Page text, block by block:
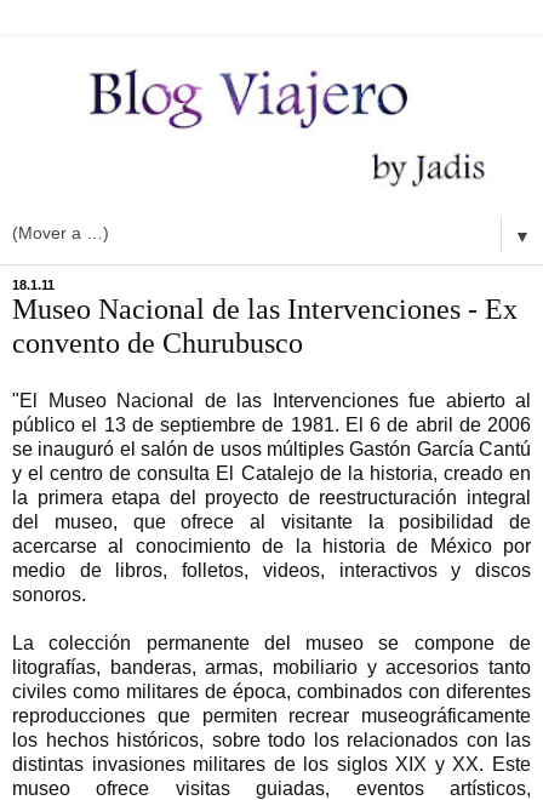
▼
18.1.11
Museo Nacional de las Intervenciones - Ex
convento de Churubusco
"El Museo Nacional de las Intervenciones fue abierto al
público el 13 de septiembre de 1981. El 6 de abril de 2006
se inauguró el salón de usos múltiples Gastón García Cantú
y el centro de consulta El Catalejo de la historia, creado en
la primera etapa del proyecto de reestructuración integral
del museo, que ofrece al visitante la posibilidad de
acercarse al conocimiento de la historia de México por
medio de libros, folletos, videos, interactivos y discos
sonoros.
La colección permanente del museo se compone de
litografías, banderas, armas, mobiliario y accesorios tanto
civiles como militares de época, combinados con diferentes
reproducciones que permiten recrear museográficamente
los hechos históricos, sobre todo los relacionados con las
distintas invasiones militares de los siglos XIX y XX. Este
museo ofrece visitas guiadas, eventos artísticos,